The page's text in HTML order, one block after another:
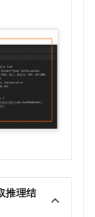
推理结